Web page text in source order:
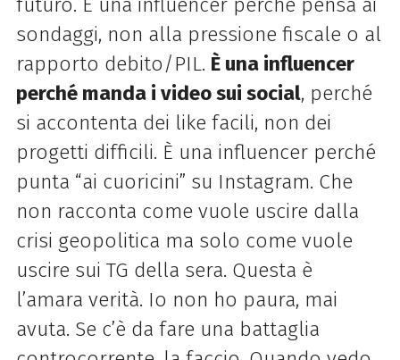
futuro. È una influencer perché pensa ai
sondaggi, non alla pressione fiscale o al
rapporto debito/PIL. È una influencer
perché manda i video sui social, perché
si accontenta dei like facili, non dei
progetti difficili. È una influencer perché
punta “ai cuoricini” su Instagram. Che
non racconta come vuole uscire dalla
crisi geopolitica ma solo come vuole
uscire sui TG della sera. Questa è
l’amara verità. Io non ho paura, mai
avuta. Se c’è da fare una battaglia